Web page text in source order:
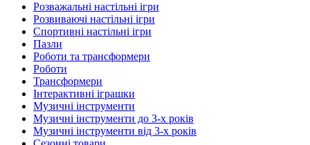
Розважальні настільні ігри
Розвиваючі настільні ігри
Спортивні настільні ігри
Пазли
Роботи та трансформери
Роботи
Трансформери
Інтерактивні іграшки
Музичні інструменти
Музичні інструменти до 3-х років
Музичні інструменти від 3-х років